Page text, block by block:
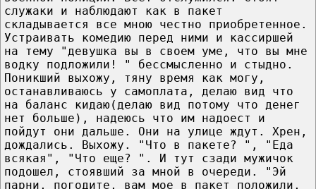
служаки и наблюдают как в пакет
складывается все мною честно приобретенное.
Устраивать комедию перед ними и кассиршей
на тему "девушка вы в своем уме, что вы мне
водку подложили! " бессмысленно и стыдно.
Поникший выхожу, тяну время как могу,
останавливаюсь у самоплата, делаю вид что
на баланс кидаю(делаю вид потому что денег
нет больше), надеюсь что им надоест и
пойдут они дальше. Они на улице ждут. Хрен,
дождались. Выхожу. "Что в пакете? ", "Еда
всякая", "Что еще? ". И тут сзади мужичок
подошел, стоявший за мной в очереди. "Эй
парни, погодите, вам мое в пакет положили,